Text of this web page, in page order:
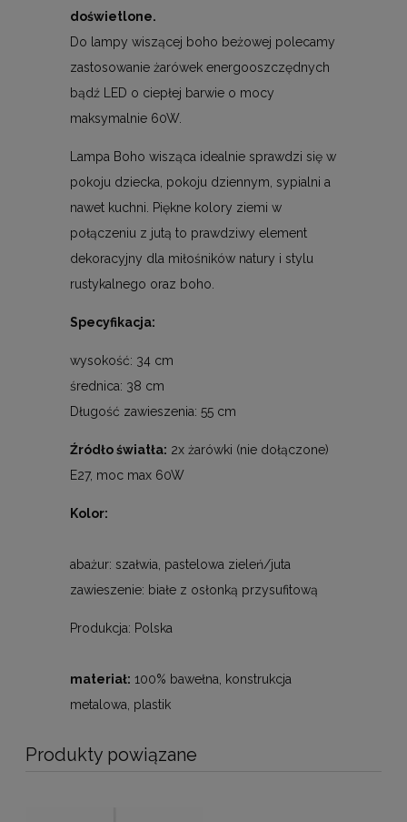
doświetlone.
Do lampy wiszącej boho beżowej polecamy
zastosowanie żarówek energooszczędnych
bądź LED o ciepłej barwie o mocy
maksymalnie 60W.
Lampa Boho wisząca idealnie sprawdzi się w
pokoju dziecka, pokoju dziennym, sypialni a
nawet kuchni. Piękne kolory ziemi w
połączeniu z jutą to prawdziwy element
dekoracyjny dla miłośników natury i stylu
rustykalnego oraz boho.
Specyfikacja:
wysokość: 34 cm
średnica: 38 cm
Długość zawieszenia: 55 cm
Źródło światła: 2x żarówki (nie dołączone)
E27, moc max 60W
Kolor:
abażur: szałwia, pastelowa zieleń/juta
zawieszenie: białe z osłonką przysufitową
Produkcja: Polska
materiał: 100% bawełna, konstrukcja
metalowa, plastik
Produkty powiązane